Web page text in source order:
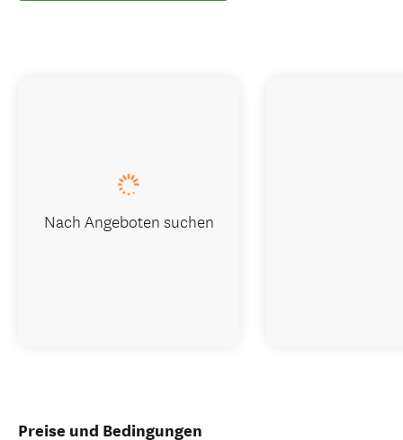
Preise und Bedingungen
Nach Angeboten suchen